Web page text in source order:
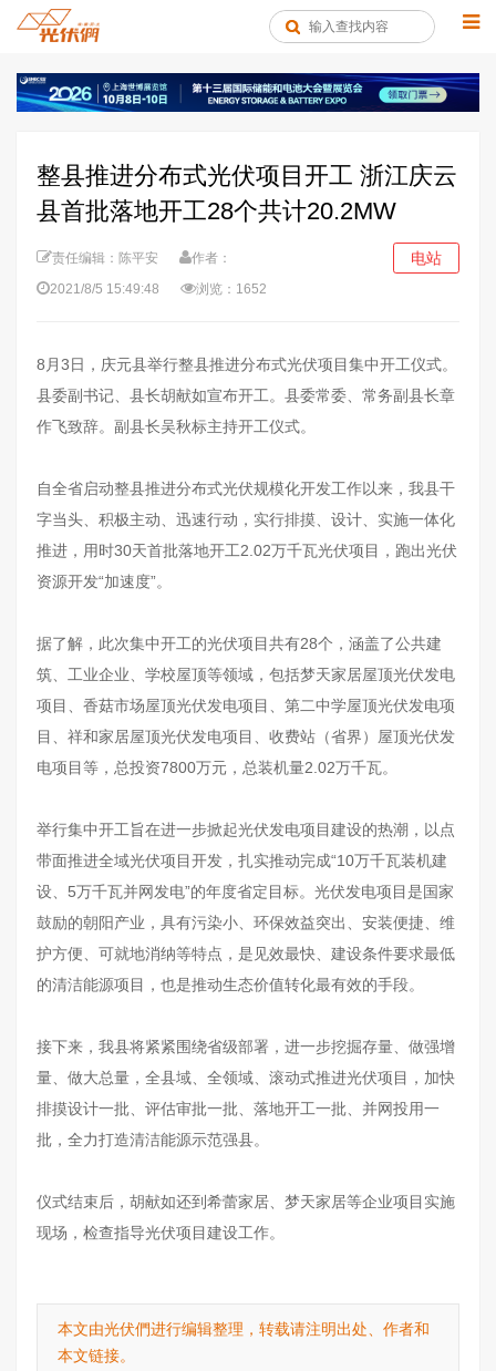
整县推进分布式光伏项目开工 浙江庆云
县首批落地开工28个共计20.2MW
责任编辑：陈平安
作者：
2021/8/5 15:49:48
浏览：1652
电站
8月3日，庆元县举行整县推进分布式光伏项目集中开工仪式。
县委副书记、县长胡献如宣布开工。县委常委、常务副县长章
作飞致辞。副县长吴秋标主持开工仪式。
自全省启动整县推进分布式光伏规模化开发工作以来，我县干
字当头、积极主动、迅速行动，实行排摸、设计、实施一体化
推进，用时30天首批落地开工2.02万千瓦光伏项目，跑出光伏
资源开发“加速度”。
据了解，此次集中开工的光伏项目共有28个，涵盖了公共建
筑、工业企业、学校屋顶等领域，包括梦天家居屋顶光伏发电
项目、香菇市场屋顶光伏发电项目、第二中学屋顶光伏发电项
目、祥和家居屋顶光伏发电项目、收费站（省界）屋顶光伏发
电项目等，总投资7800万元，总装机量2.02万千瓦。
举行集中开工旨在进一步掀起光伏发电项目建设的热潮，以点
带面推进全域光伏项目开发，扎实推动完成“10万千瓦装机建
设、5万千瓦并网发电”的年度省定目标。光伏发电项目是国家
鼓励的朝阳产业，具有污染小、环保效益突出、安装便捷、维
护方便、可就地消纳等特点，是见效最快、建设条件要求最低
的清洁能源项目，也是推动生态价值转化最有效的手段。
接下来，我县将紧紧围绕省级部署，进一步挖掘存量、做强增
量、做大总量，全县域、全领域、滚动式推进光伏项目，加快
排摸设计一批、评估审批一批、落地开工一批、并网投用一
批，全力打造清洁能源示范强县。
仪式结束后，胡献如还到希蕾家居、梦天家居等企业项目实施
现场，检查指导光伏项目建设工作。
本文由光伏們进行编辑整理，转载请注明出处、作者和
本文链接。